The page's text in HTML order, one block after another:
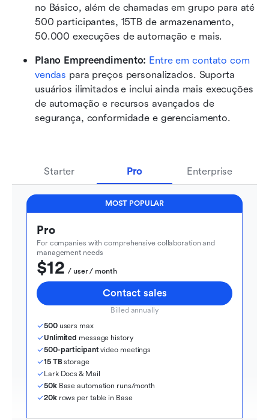
no Básico, além de chamadas em grupo para até
500 participantes, 15TB de armazenamento,
50.000 execuções de automação e mais.
Plano Empreendimento: Entre em contato com
vendas para preços personalizados. Suporta
usuários ilimitados e inclui ainda mais execuções
de automação e recursos avançados de
segurança, conformidade e gerenciamento.
Starter Pro Enterprise
MOST POPULAR
Pro
For companies with comprehensive collaboration and
management needs
$12
  / user / month
Contact sales
Billed annually
500 users max
Unlimited message history
500-participant video meetings
15 TB storage
Lark Docs & Mail
50k Base automation runs/month
20k rows per table in Base